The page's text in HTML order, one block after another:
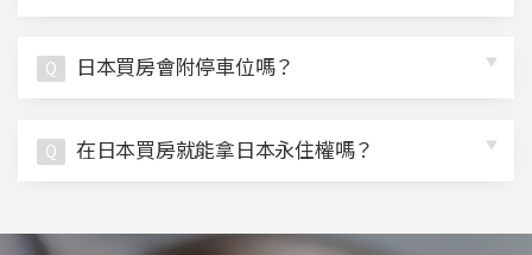
Q 日本買房會附停車位嗎？
Q 在日本買房就能拿日本永住權嗎？